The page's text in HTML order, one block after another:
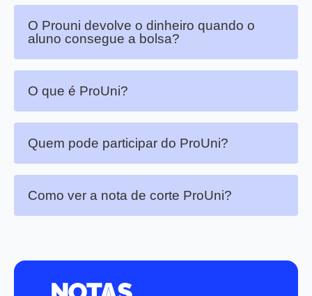
O Prouni devolve o dinheiro quando o
aluno consegue a bolsa?
O que é ProUni?
Quem pode participar do ProUni?
Como ver a nota de corte ProUni?